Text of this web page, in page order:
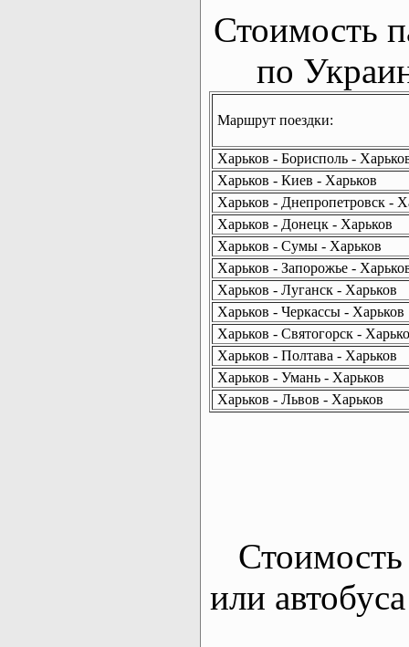
Стоимость
по
Маршрут поездки:
Харьков - Борисполь -
Харьков - Киев - Харьков
Харьков - Днепропетровск -
Харьков - Донецк - Харьков
Харьков - Сумы - Харьков
Харьков - Запорожье -
Харьков - Луганск - Харьков
Харьков - Черкассы - Харьков
Харьков - Святогорск -
Харьков - Полтава - Харьков
Харьков - Умань - Харьков
Харьков - Львов - Харьков
Стоимость
или